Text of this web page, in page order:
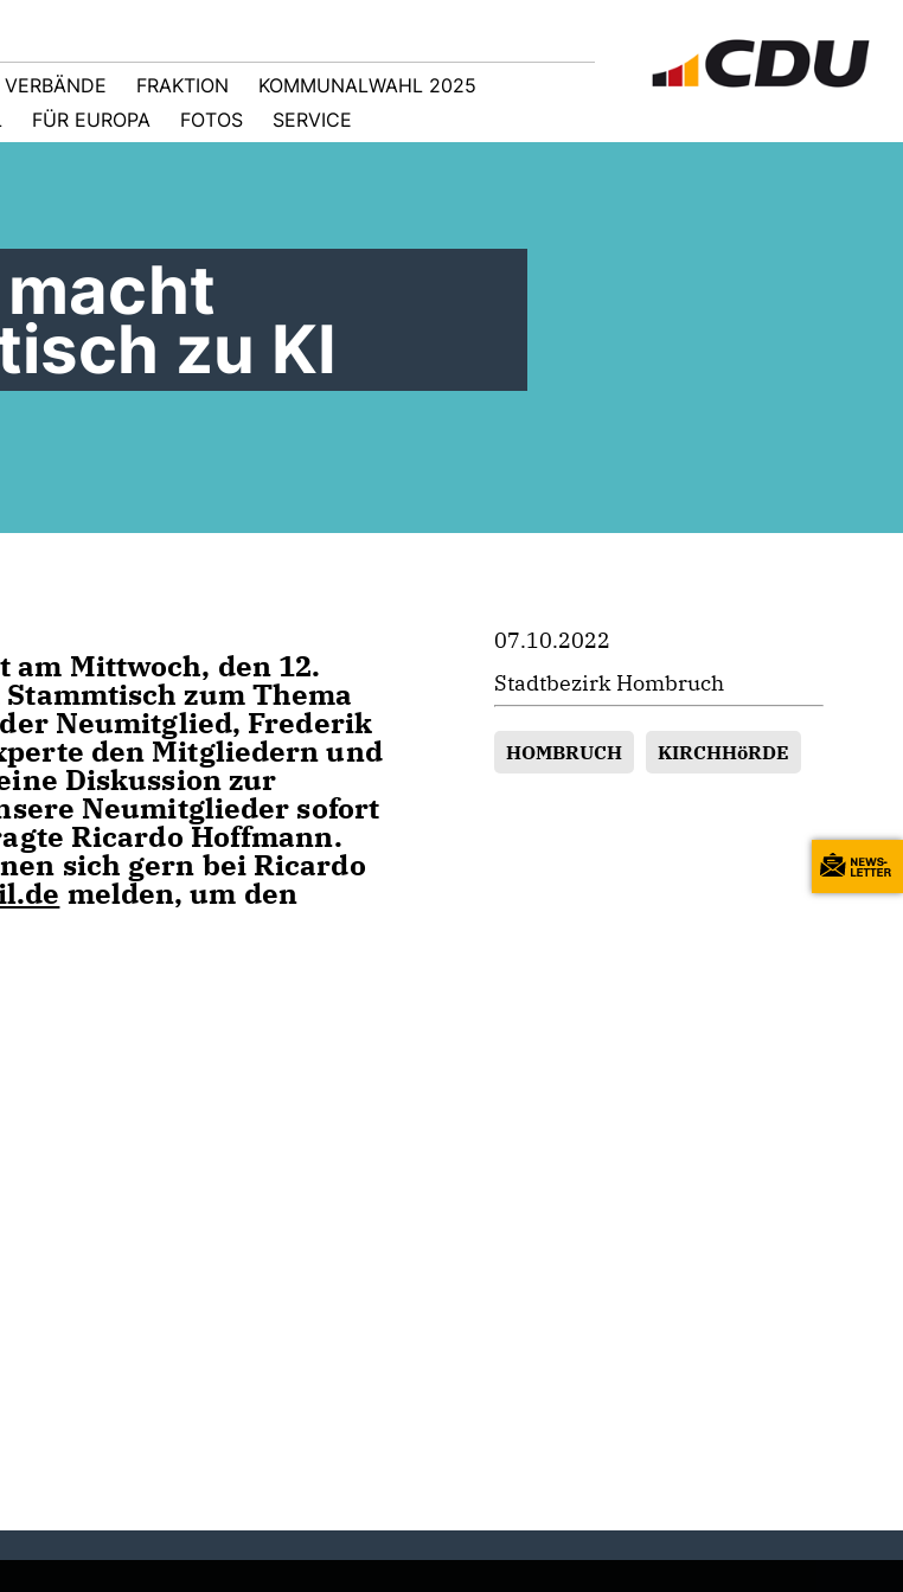
FRAKTION
KOMMUNALWAHL 2025
FÜR EUROPA FOTOS SERVICE
zu KI
Mittwoch, den 12.
zum Thema
Neumitglied, Frederik
den Mitgliedern und
Diskussion zur
Neumitglieder sofort
Ricardo Hoffmann.
sich gern bei Ricardo
melden, um den
07.10.2022
Stadtbezirk Hombruch
HOMBRUCH KIRCHHöRDE